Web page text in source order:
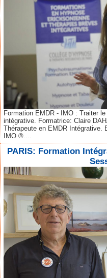
Formation EMDR - IMO : Traiter
intégrative. Formatrice: Claire
Thérapeute en EMDR Intégrative.
IMO ®....
PARIS: Formation